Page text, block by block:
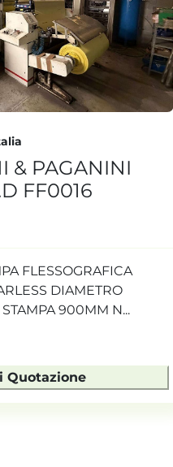
1350.3 FF0014
MAX.
N. PISTE 3 ALTEZ...
Quotazione